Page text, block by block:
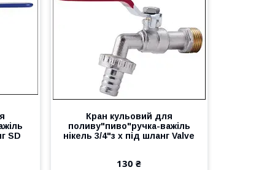
SD
Кран кульовий для
поливу"пиво"ручка-важіль
нікель 3/4"з х під шланг Valve
130 ₴